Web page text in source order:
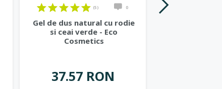
(5) 0
Gel de dus natural cu rodie
si ceai verde - Eco
Cosmetics
37.57 RON